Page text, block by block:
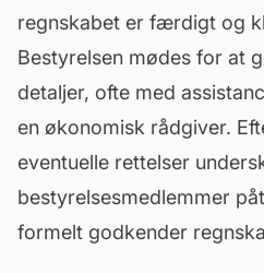
regnskabet er færdigt og
Bestyrelsen mødes for at
detaljer, ofte med
en økonomisk rådgiver.
eventuelle rettelser
bestyrelsesmedlemmer
formelt godkender